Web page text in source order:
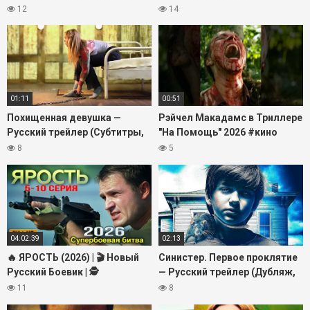
#daynighttv #фильмы #кино
12
Криминальный Триллер | 🎥
14
01:11
Похищенная девушка —
Русский трейлер (Субтитры,
2026)
8
00:51
Рэйчел Макадамс в Триллере
"На Помощь" 2026 #кино
#daynighttv #триллер
5
04:02:39
🔥 ЯРОСТЬ (2026) | 🎬 Новый
Русский Боевик | 🕵️
Криминальный Триллер | 🎥
11
02:13
Синистер. Первое проклятие
— Русский трейлер (Дубляж,
2026)
8